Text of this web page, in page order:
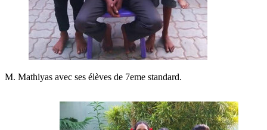
M. Mathiyas avec ses élèves de 7eme standard.